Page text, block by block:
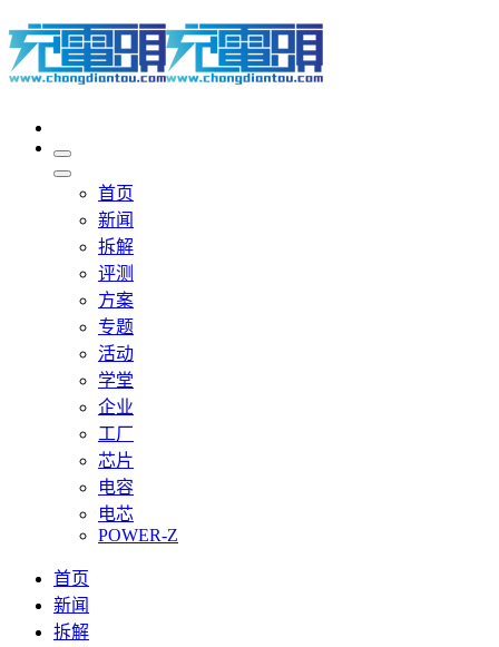
首页
新闻
拆解
评测
方案
专题
活动
学堂
企业
工厂
芯片
电容
电芯
POWER-Z
首页
新闻
拆解